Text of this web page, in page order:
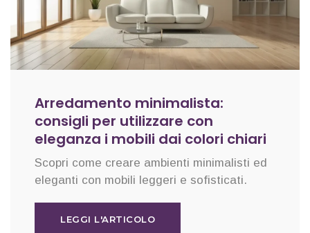
Arredamento minimalista:
consigli per utilizzare con
eleganza i mobili dai colori chiari
Scopri come creare ambienti minimalisti ed
eleganti con mobili leggeri e sofisticati.
LEGGI L'ARTICOLO